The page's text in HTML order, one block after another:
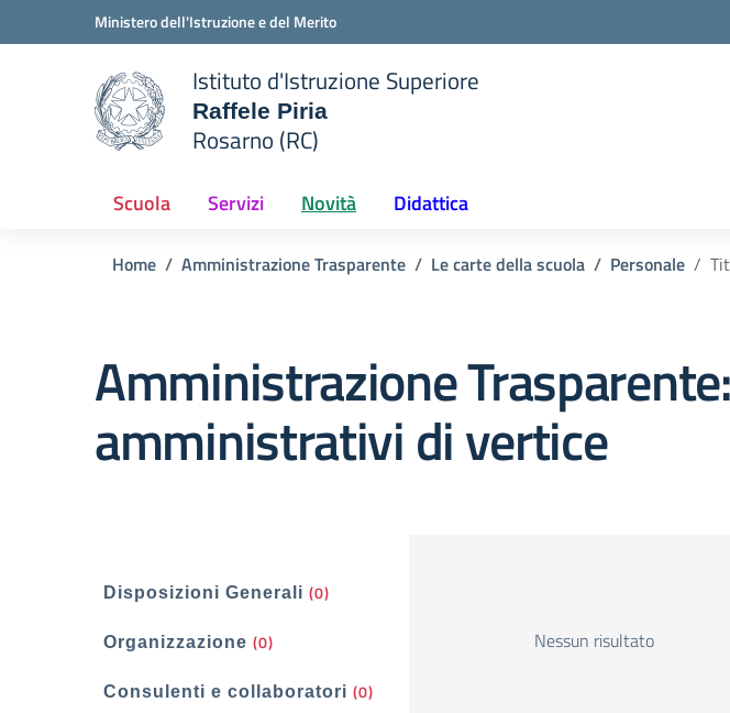
Vai ai contenuti
Vai al menu di navigazioneMinistero dell'Istruzione e del Merito
scuola
Istituto d'Istruzione Superiore
Raffele Piria
Rosarno (RC)
Scuola Servizi Novità Didattica
Home Amministrazione Trasparente Le carte della scuola Personale
Amministrazione
amministrativi di vertice
Filtri
Disposizioni Generali (0)
Organizzazione (0)
Consulenti e collaboratori (0)
Nessun risultato